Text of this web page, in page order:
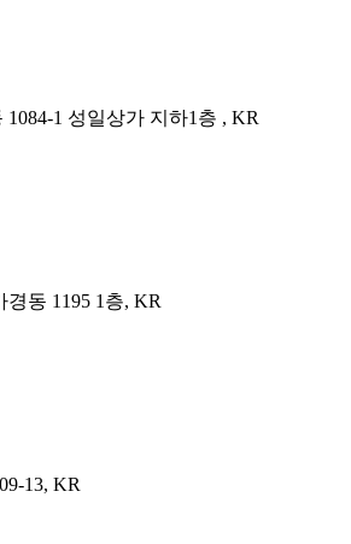
1 성일상가 지하1층 , KR
동 1195 1층, KR
13, KR